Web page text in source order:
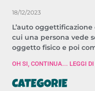
18/12/2023
L’auto
cui una persona vede
oggetto fisico e poi
OH SI, CONTINUA... LEGGI
CATEGORIE